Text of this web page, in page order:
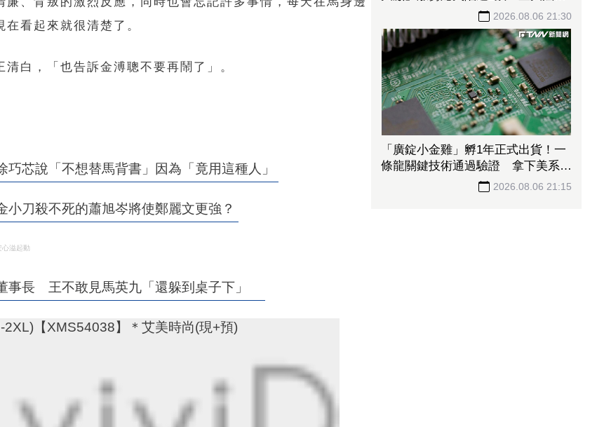
看起來就很清楚了。
白，「也告訴金溥聰不要再鬧了」。
芯說「不想替馬背書」因為「竟用這種人」
刀殺不死的蕭旭岑將使鄭麗文更強？
心溢起動
事長 王不敢見馬英九「還躲到桌子下」
【XMS54038】＊艾美時尚(現+預)
今出清1.1萬張、抽回21億元2026.08.06 21:30
「廣錠小金雞」孵1年正式出貨！一
條龍關鍵技術通過驗證 拿下美系網
2026.08.06 21:15